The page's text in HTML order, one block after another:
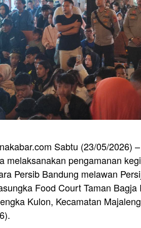
Sabtu (23/05/2026)
melaksanakan pengamanan
Persib Bandung melawan
Food Court Taman
Kulon, Kecamatan